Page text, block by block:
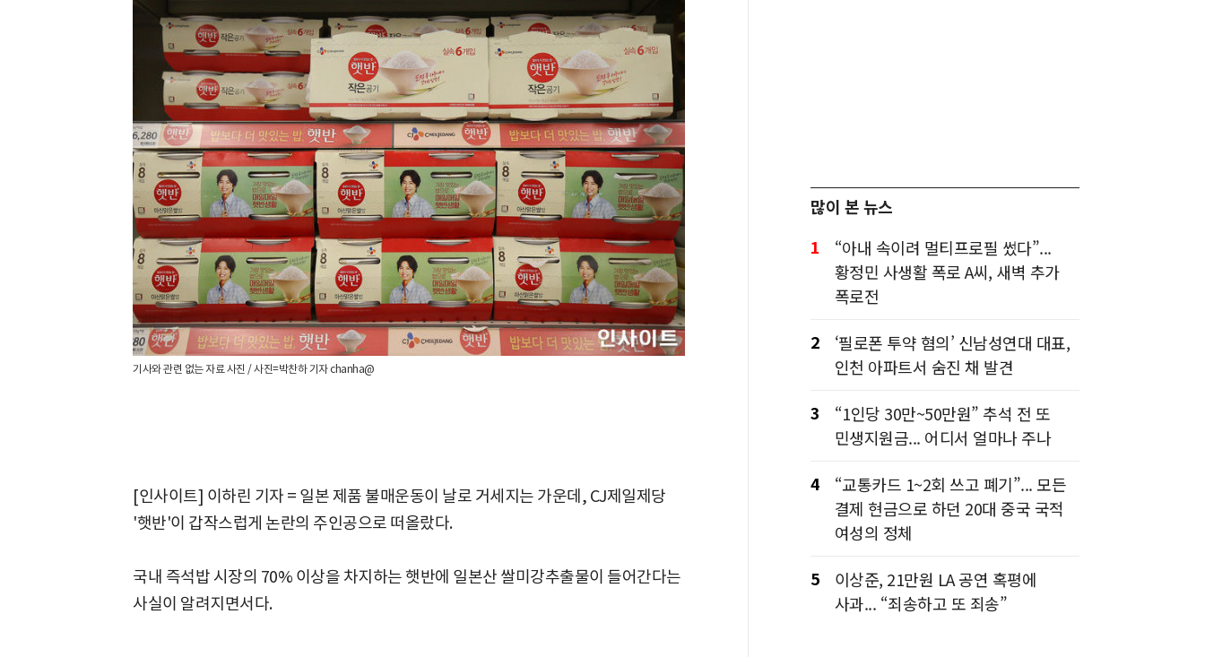
기사와 관련 없는 자료 사진 / 사진=박찬하 기자 chanha@
[인사이트] 이하린 기자 = 일본 제품 불매운동이 날로 거세지는 가운데, CJ제일제당
'햇반'이 갑작스럽게 논란의 주인공으로 떠올랐다.
국내 즉석밥 시장의 70% 이상을 차지하는 햇반에 일본산 쌀미강추출물이 들어간다는
사실이 알려지면서다.
많이 본 뉴스
1
“아내 속이려 멀티프로필 썼다”...
황정민 사생활 폭로 A씨, 새벽 추가
폭로전
2
‘필로폰 투약 혐의’ 신남성연대 대표,
인천 아파트서 숨진 채 발견
3
“1인당 30만~50만원” 추석 전 또
민생지원금... 어디서 얼마나 주나
4
“교통카드 1~2회 쓰고 폐기”... 모든
결제 현금으로 하던 20대 중국 국적
여성의 정체
5
이상준, 21만원 LA 공연 혹평에
사과... “죄송하고 또 죄송”